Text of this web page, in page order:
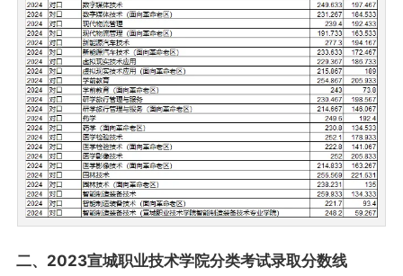
二、2023宣城职业技术学院分类考试录取分数线